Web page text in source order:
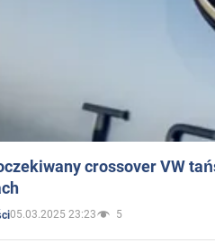
crossover VW
05.03.2025 23:23 5